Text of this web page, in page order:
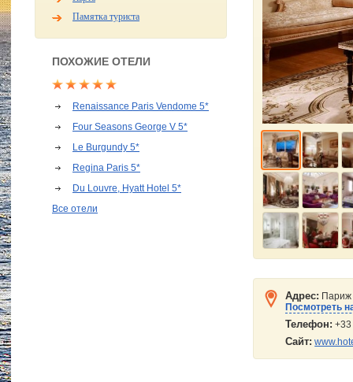
Памятка туриста
ПОХОЖИЕ ОТЕЛИ
Renaissance Paris Vendome 5*
Four Seasons George V 5*
Le Burgundy 5*
Regina Paris 5*
Du Louvre, Hyatt Hotel 5*
Все отели
Адрес: Париж
Посмотреть
Телефон:
Сайт: